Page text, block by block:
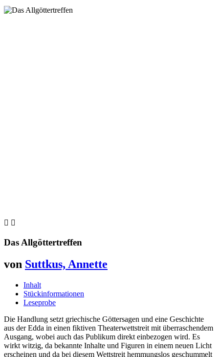
 
Das Allgöttertreffen
von Suttkus, Annette
Inhalt
Stückinformationen
Leseprobe
Die Handlung setzt griechische Göttersagen und eine Geschichte
aus der Edda in einen fiktiven Theaterwettstreit mit überraschendem
Ausgang, wobei auch das Publikum direkt einbezogen wird. Es
wirkt witzig, da bekannte Inhalte und Figuren in einem neuen Licht
erscheinen und da bei diesem Wettstreit hemmungslos geschummelt